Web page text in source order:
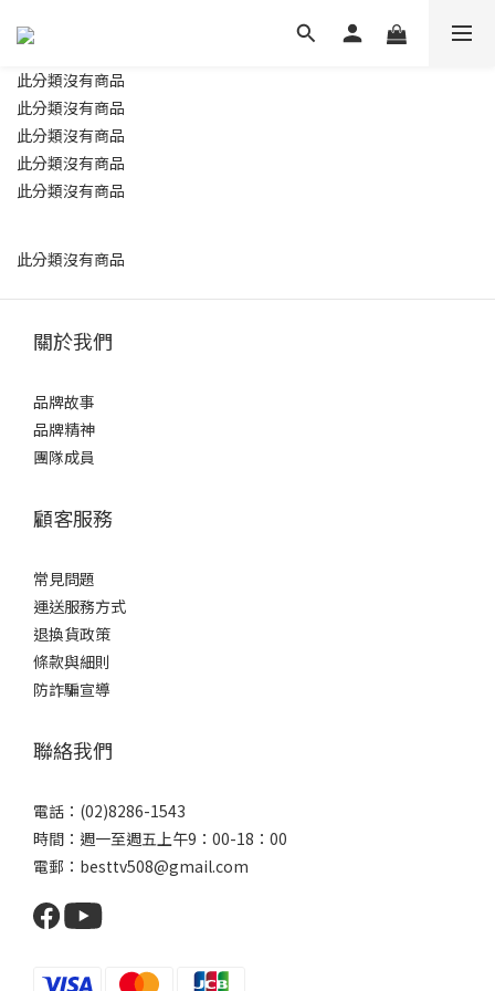
此分類沒有商品
此分類沒有商品
此分類沒有商品
此分類沒有商品
此分類沒有商品
此分類沒有商品
關於我們
品牌故事
品牌精神
團隊成員
顧客服務
常見問題
運送服務方式
退換貨政策
條款與細則
防詐騙宣導
聯絡我們
電話：(02)8286-1543
時間：週一至週五上午9：00-18：00
電郵：besttv508@gmail.com